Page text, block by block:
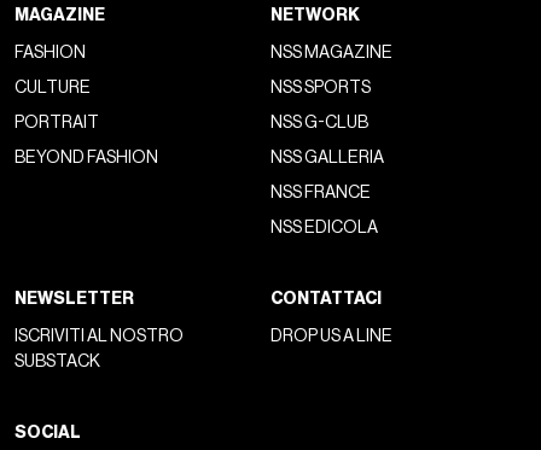
MAGAZINE
FASHION
CULTURE
PORTRAIT
BEYOND FASHION
NETWORK
NSS MAGAZINE
NSS SPORTS
NSS G-CLUB
NSS GALLERIA
NSS FRANCE
NSS EDICOLA
NEWSLETTER
ISCRIVITI AL NOSTRO
SUBSTACK
CONTATTACI
DROP US A LINE
SOCIAL